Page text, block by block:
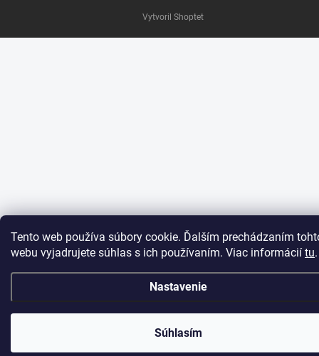
Tento web používa súbory cookie. Ďalším prechádzaním
webu vyjadrujete súhlas s ich používaním. Viac informácií tu.
Nastavenie
Súhlasím
Vytvoril Shoptet